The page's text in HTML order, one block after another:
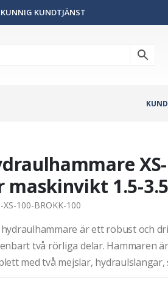
KUNNIG KUNDTJÄNST
maskinvikt 1.5-
XS-100-BROKK-100
hydraulhammare är ett robust och
två rörliga delar. Hammaren
med två mejslar,